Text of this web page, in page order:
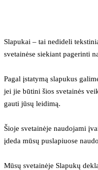
Slapukai – tai nedideli
svetainėse siekiant pagerinti
Pagal įstatymą slapukus
jei jie būtini šios svetainės
gauti jūsų leidimą.
Šioje svetainėje naudojami
įdeda mūsų puslapiuose
Mūsų svetainėje Slapukų